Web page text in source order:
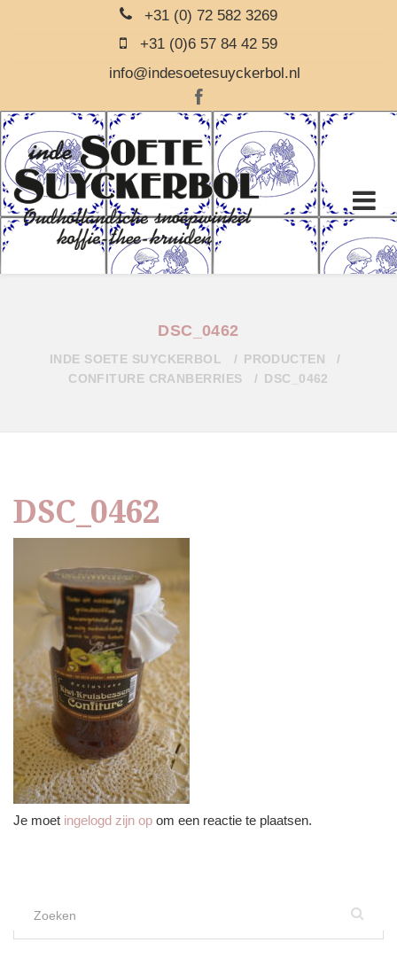
+31 (0) 72 582 3269
+31 (0)6 57 84 42 59
info@indesoetesuyckerbol.nl
DSC_0462
INDE SOETE SUYCKERBOL
PRODUCTEN
CONFITURE CRANBERRIES
DSC_0462
DSC_0462
Je moet ingelogd zijn op om een reactie te plaatsen.
naar: